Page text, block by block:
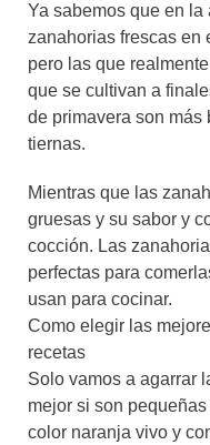
Ya sabemos que en
zanahorias frescas en
pero las que
que se cultivan a
de primavera son más
tiernas.
Mientras que las
gruesas y su sabor y
cocción. Las
perfectas para
usan para cocinar.
Como elegir las
recetas
Solo vamos a agarrar
mejor si son
color naranja vivo y